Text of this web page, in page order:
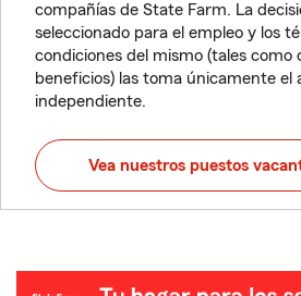
compañías de State Farm. La
seleccionado para el empleo y los
condiciones del mismo (tales como
beneficios) las toma únicamente
independiente.
Vea nuestros puestos